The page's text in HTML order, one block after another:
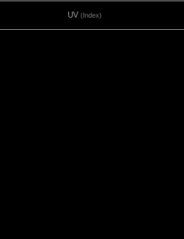
UV (Index)